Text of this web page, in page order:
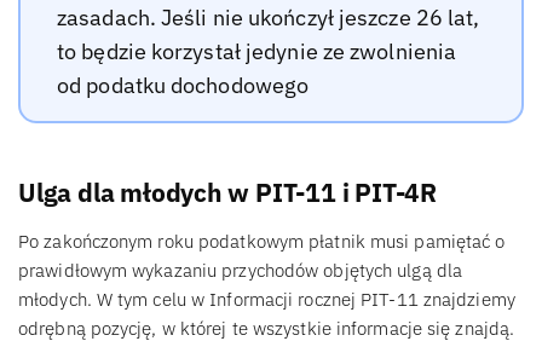
zasadach. Jeśli nie ukończył jeszcze 26 lat,
to będzie korzystał jedynie ze zwolnienia
od podatku dochodowego
Ulga dla młodych w PIT-11 i PIT-4R
Po zakończonym roku podatkowym płatnik musi pamiętać o
prawidłowym wykazaniu przychodów objętych ulgą dla
młodych. W tym celu w Informacji rocznej PIT-11 znajdziemy
odrębną pozycję, w której te wszystkie informacje się znajdą.